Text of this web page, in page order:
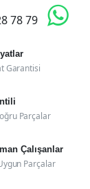
78 79 
Garantisi
Parçalar
Çalışanlar
Parçalar